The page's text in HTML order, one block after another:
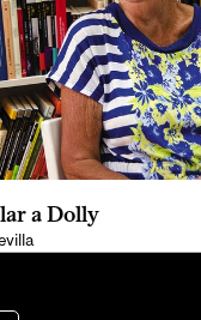
a Dolly